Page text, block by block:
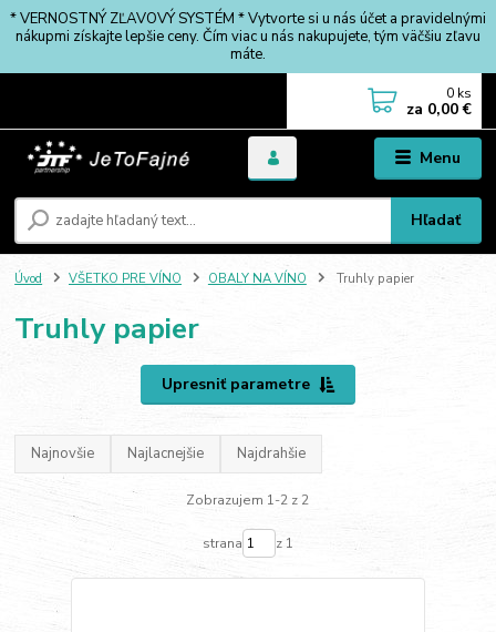
* VERNOSTNÝ ZĽAVOVÝ SYSTÉM * Vytvorte si u nás účet a pravidelnými
nákupmi získajte lepšie ceny. Čím viac u nás nakupujete, tým väčšiu zľavu
máte.
Menu
Hľadať
0 ks
za 0,00 €
Úvod VŠETKO PRE VÍNO OBALY NA VÍNO Truhly papier
Truhly papier
Upresniť parametre
Najnovšie Najlacnejšie Najdrahšie
Zobrazujem 1-2 z 2
strana z 1